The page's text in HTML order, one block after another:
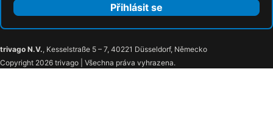
Přihlásit se
trivago N.V., Kesselstraße 5 – 7, 40221 Düsseldorf, Německo
Copyright 2026 trivago | Všechna práva vyhrazena.